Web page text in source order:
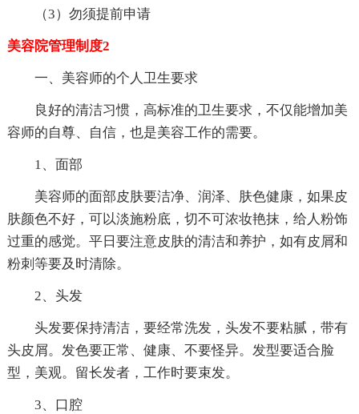
（3）勿须提前申请
美容院管理制度2
一、美容师的个人卫生要求
良好的清洁习惯，高标准的卫生要求，不仅能增加美
容师的自尊、自信，也是美容工作的需要。
1、面部
美容师的面部皮肤要洁净、润泽、肤色健康，如果皮
肤颜色不好，可以淡施粉底，切不可浓妆艳抹，给人粉饰
过重的感觉。平日要注意皮肤的清洁和养护，如有皮屑和
粉刺等要及时清除。
2、头发
头发要保持清洁，要经常洗发，头发不要粘腻，带有
头皮屑。发色要正常、健康、不要怪异。发型要适合脸
型，美观。留长发者，工作时要束发。
3、口腔